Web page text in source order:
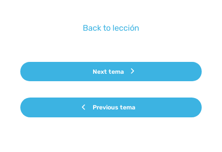
Previous tema
Back to lección
Next tema